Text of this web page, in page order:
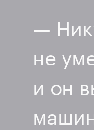
—
не
и он